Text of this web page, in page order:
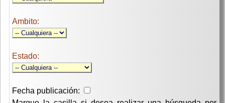
Ambito:
Estado:
Fecha publicación: